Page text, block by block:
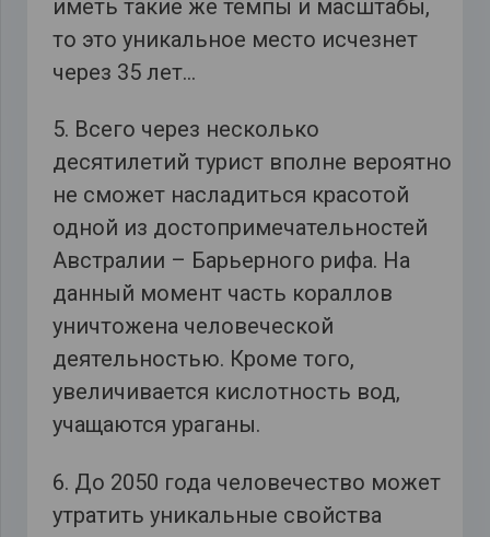
иметь такие же темпы и масштабы,
то это уникальное место исчезнет
через 35 лет…
5. Всего через несколько
десятилетий турист вполне вероятно
не сможет насладиться красотой
одной из достопримечательностей
Австралии – Барьерного рифа. На
данный момент часть кораллов
уничтожена человеческой
деятельностью. Кроме того,
увеличивается кислотность вод,
учащаются ураганы.
6. До 2050 года человечество может
утратить уникальные свойства